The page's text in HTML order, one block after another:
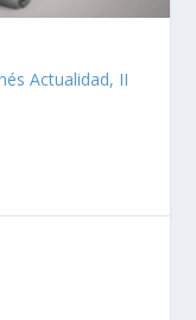
Actualidad, II